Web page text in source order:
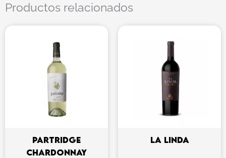
Productos relacionados
PARTRIDGE
CHARDONNAY
LA LINDA